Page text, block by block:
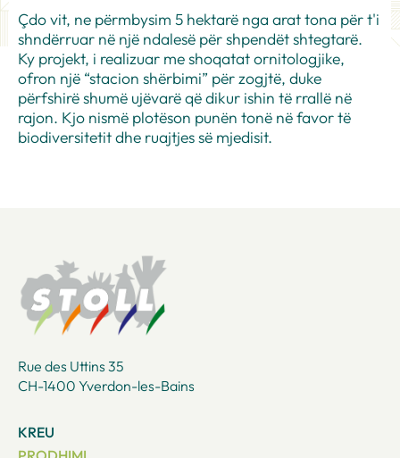
Çdo vit, ne përmbysim 5 hektarë nga arat tona për t'i
shndërruar në një ndalesë për shpendët shtegtarë.
Ky projekt, i realizuar me shoqatat ornitologjike,
ofron një “stacion shërbimi” për zogjtë, duke
përfshirë shumë ujëvarë që dikur ishin të rrallë në
rajon. Kjo nismë plotëson punën tonë në favor të
biodiversitetit dhe ruajtjes së mjedisit.
Rue des Uttins 35
CH-1400 Yverdon-les-Bains
KREU